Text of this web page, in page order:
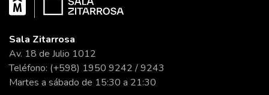
Sala Zitarrosa
Av. 18 de Julio 1012
Teléfono: (+598) 1950 9242 / 9243
Martes a sábado de 15:30 a 21:30